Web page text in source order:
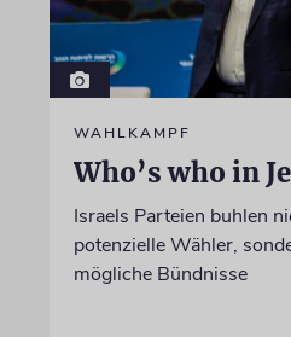
WAHLKAMPF
Who’s who in
Israels Parteien buhlen
potenzielle Wähler,
mögliche Bündnisse